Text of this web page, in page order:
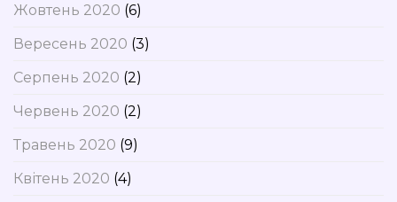
Жовтень 2020 (6)
Вересень 2020 (3)
Серпень 2020 (2)
Червень 2020 (2)
Травень 2020 (9)
Квітень 2020 (4)